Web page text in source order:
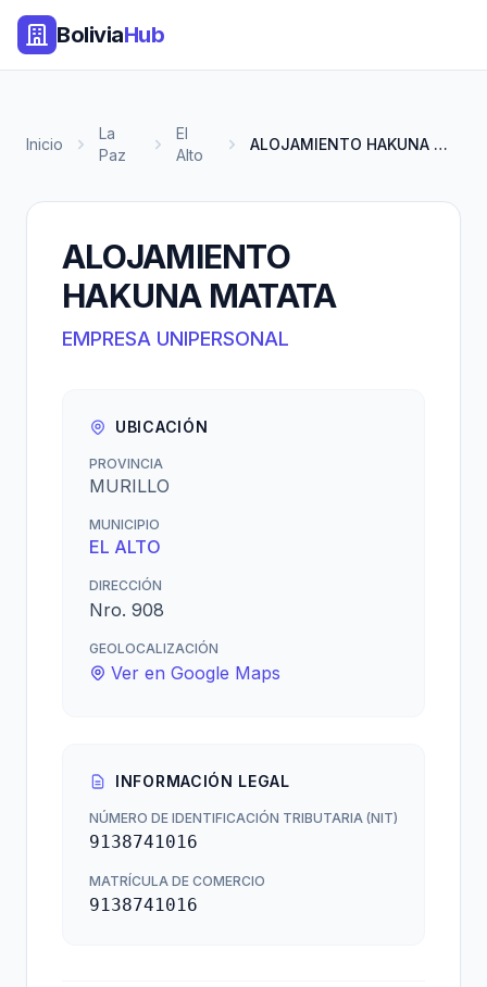
BoliviaHub
Inicio
La
Paz
El
Alto
ALOJAMIENTO HAKUNA MATATA
ALOJAMIENTO
HAKUNA MATATA
EMPRESA UNIPERSONAL
UBICACIÓN
PROVINCIA
MURILLO
MUNICIPIO
EL ALTO
DIRECCIÓN
Nro. 908
GEOLOCALIZACIÓN
Ver en Google Maps
INFORMACIÓN LEGAL
NÚMERO DE IDENTIFICACIÓN TRIBUTARIA (NIT)
9138741016
MATRÍCULA DE COMERCIO
9138741016